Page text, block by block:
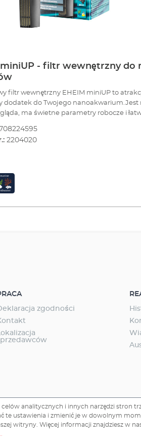
miniUP - filtr wewnętrzny do
filtr wewnętrzny EHEIM miniUP to
dodatek do Twojego nanoakwarium.Jest
ma świetne parametry robocze i
od dołu szczelinami, pompuje ją przez
czym kierowana jest ona ku górze
wypływ wody w pożądaną stronę. - Jest to po
i praktyczny filtr kompaktowy. Zalety
wewnętrzny (do
2204020
zgodności
analitycznych i innych narzędzi stron
te ustawienia i zmienić je w dowolnym
witryny. Więcej informacji znajdziesz w